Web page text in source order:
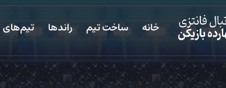
خانه ساخت تیم راندها